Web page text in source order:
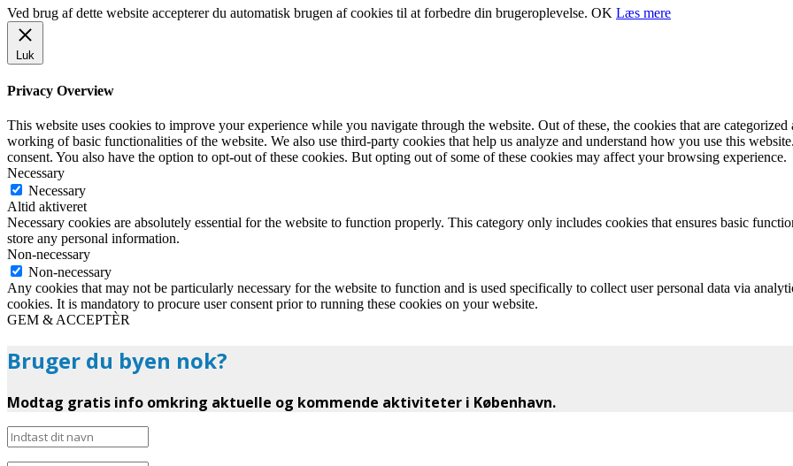
Ved brug af dette website accepterer du automatisk brugen af cookies til at forbedre din brugeroplevelse. OK Læs mere
Luk
Privacy Overview
This website uses cookies to improve your experience while you navigate through the website. Out of these, the cookies that are categorized
working of basic functionalities of the website. We also use third-party cookies that help us analyze and understand how you use this
consent. You also have the option to opt-out of these cookies. But opting out of some of these cookies may affect your browsing experience.
Necessary
Necessary
Altid aktiveret
Necessary cookies are absolutely essential for the website to function properly. This category only includes cookies that ensures basic
store any personal information.
Non-necessary
Non-necessary
Any cookies that may not be particularly necessary for the website to function and is used specifically to collect user personal data via
cookies. It is mandatory to procure user consent prior to running these cookies on your website.
GEM & ACCEPTÈR
Bruger du byen nok?
Modtag gratis info omkring aktuelle og kommende aktiviteter i København.